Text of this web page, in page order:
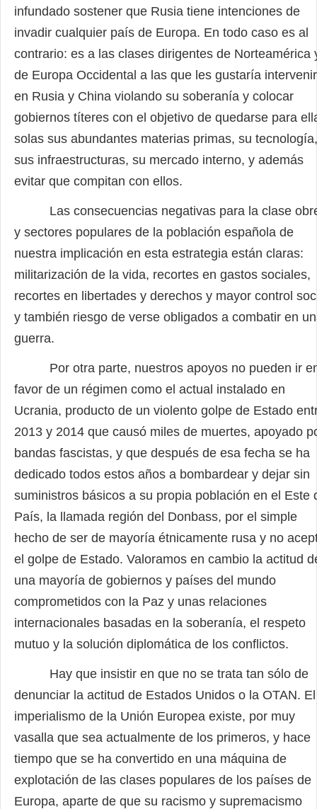
infundado sostener que Rusia tiene intenciones de
invadir cualquier país de Europa. En todo caso es al
contrario: es a las clases dirigentes de Norteamérica
de Europa Occidental a las que les gustaría intervenir
en Rusia y China violando su soberanía y colocar
gobiernos títeres con el objetivo de quedarse para
solas sus abundantes materias primas, su tecnología,
sus infraestructuras, su mercado interno, y además
evitar que compitan con ellos.
Las consecuencias negativas para la clase
y sectores populares de la población española de
nuestra implicación en esta estrategia están claras:
militarización de la vida, recortes en gastos sociales,
recortes en libertades y derechos y mayor control
y también riesgo de verse obligados a combatir en
guerra.
Por otra parte, nuestros apoyos no pueden ir
favor de un régimen como el actual instalado en
Ucrania, producto de un violento golpe de Estado
2013 y 2014 que causó miles de muertes, apoyado
bandas fascistas, y que después de esa fecha se ha
dedicado todos estos años a bombardear y dejar sin
suministros básicos a su propia población en el Este
País, la llamada región del Donbass, por el simple
hecho de ser de mayoría étnicamente rusa y no
el golpe de Estado. Valoramos en cambio la actitud
una mayoría de gobiernos y países del mundo
comprometidos con la Paz y unas relaciones
internacionales basadas en la soberanía, el respeto
mutuo y la solución diplomática de los conflictos.
Hay que insistir en que no se trata tan sólo de
denunciar la actitud de Estados Unidos o la OTAN. El
imperialismo de la Unión Europea existe, por muy
vasalla que sea actualmente de los primeros, y hace
tiempo que se ha convertido en una máquina de
explotación de las clases populares de los países de
Europa, aparte de que su racismo y supremacismo